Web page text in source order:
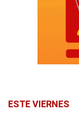
ESTE VIERNES